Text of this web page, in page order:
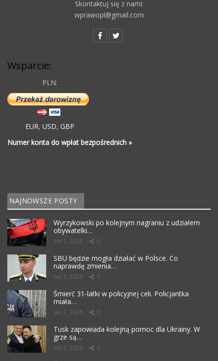
Skontaktuj się z nami:
wprawopl@gmail.com
Wsparcie:
PLN:
EUR, USD, GBP
Numer konta do wpłat bezpośrednich »
NAJNOWSZE POSTY
Wyrzykowski po kolejnym nagraniu z udziałem
obywatelki…
sie 1, 2026 0
SBU będzie mogła działać w Polsce. Co
naprawdę zmienia…
sie 1, 2026 0
Śmierć 31-latki w policyjnej celi. Policjantka
miała…
sie 1, 2026 0
Tusk zapowiada kolejną pomoc dla Ukrainy. W
grze są…
sie 1, 2026 0